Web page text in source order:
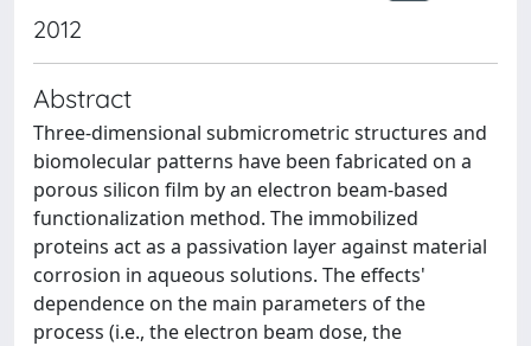
2012
Abstract
Three-dimensional submicrometric structures and
biomolecular patterns have been fabricated on a
porous silicon film by an electron beam-based
functionalization method. The immobilized
proteins act as a passivation layer against material
corrosion in aqueous solutions. The effects'
dependence on the main parameters of the
process (i.e., the electron beam dose, the